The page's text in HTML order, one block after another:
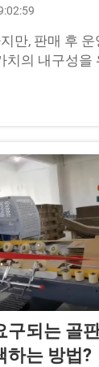
만, 판매 후
치의 내구성을
중요합니다.
는 구매 후 지
니다...
구되는 골
하는 방법?